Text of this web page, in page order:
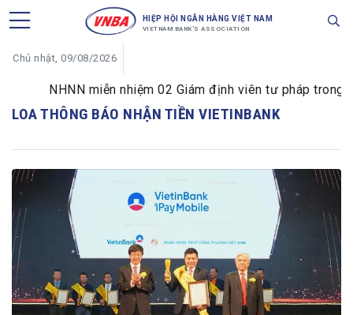
HIỆP HỘI NGÂN HÀNG VIỆT NAM
VIETNAM BANK'S ASSOCIATION
Chủ nhật, 09/08/2026
NHNN miễn nhiệm 02 Giám định viên tư pháp trong
LOA THÔNG BÁO NHẬN TIỀN VIETINBANK